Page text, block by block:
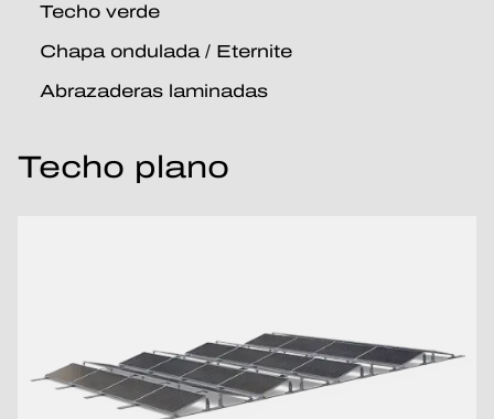
Techo verde
Chapa ondulada / Eternite
Abrazaderas laminadas
Techo plano